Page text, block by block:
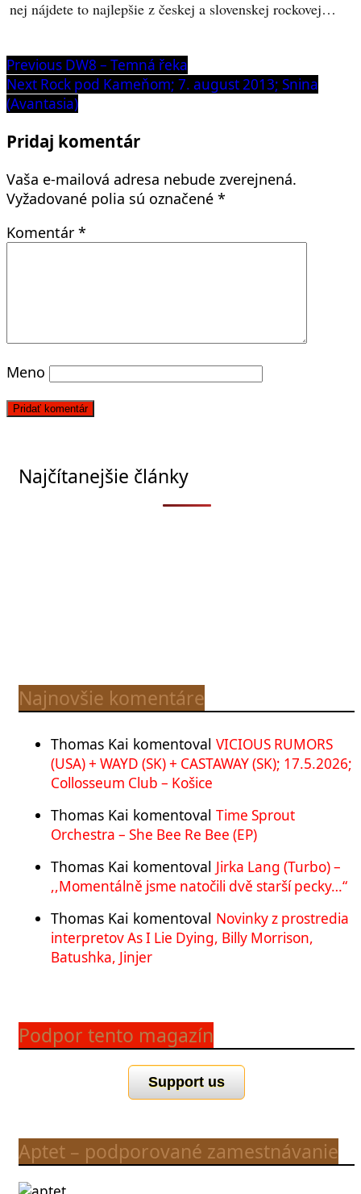
nej nájdete to najlepšie z českej a slovenskej rockovej…
Navigácia
v
článku
Previous Previous
post:
DW8 – Temná řeka
Next Next
post:
Rock pod Kameňom; 7. august 2013; Snina
(Avantasia)
Pridaj komentár
Vaša e-mailová adresa nebude zverejnená.
Vyžadované polia sú označené *
Komentár *
Meno
Najčítanejšie články
Najnovšie komentáre
Thomas Kai komentoval VICIOUS RUMORS
(USA) + WAYD (SK) + CASTAWAY (SK); 17.5.2026;
Collosseum Club – Košice
Thomas Kai komentoval Time Sprout
Orchestra – She Bee Re Bee (EP)
Thomas Kai komentoval Jirka Lang (Turbo) –
,,Momentálně jsme natočili dvě starší pecky…“
Thomas Kai komentoval Novinky z prostredia
interpretov As I Lie Dying, Billy Morrison,
Batushka, Jinjer
Podpor tento magazín
Support us
Aptet – podporované zamestnávanie